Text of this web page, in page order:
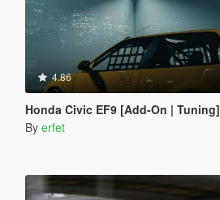
4.86
Honda Civic EF9 [Add-On | Tuning]
By erfet